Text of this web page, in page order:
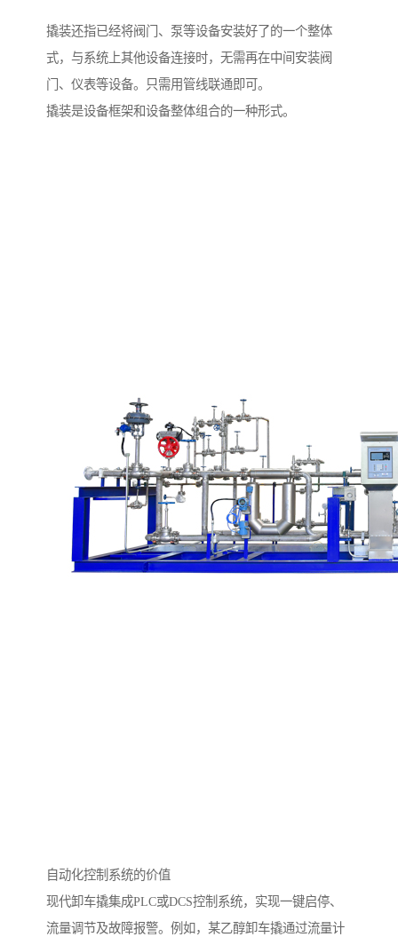
撬装还指已经将阀门、泵等设备安装好了的一个整体
式，与系统上其他设备连接时，无需再在中间安装阀
门、仪表等设备。只需用管线联通即可。
撬装是设备框架和设备整体组合的一种形式。
自动化控制系统的价值
现代卸车撬集成PLC或DCS控制系统，实现一键启停、
流量调节及故障报警。例如，某乙醇卸车撬通过流量计